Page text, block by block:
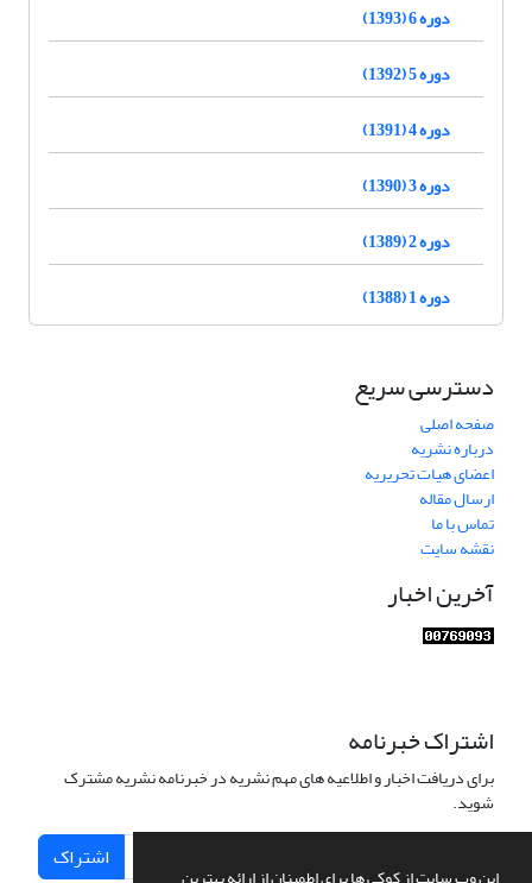
دوره 6 (1393)
دوره 5 (1392)
دوره 4 (1391)
دوره 3 (1390)
دوره 2 (1389)
دوره 1 (1388)
دسترسی سریع
صفحه اصلی
درباره نشریه
اعضای هیات تحریریه
ارسال مقاله
تماس با ما
نقشه سایت
آخرین اخبار
اشتراک خبرنامه
برای دریافت اخبار و اطلاعیه های مهم نشریه در خبرنامه نشریه مشترک
شوید.
اشتراک